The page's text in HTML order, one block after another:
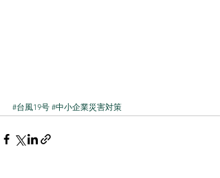
#台風19号 #中小企業災害対策